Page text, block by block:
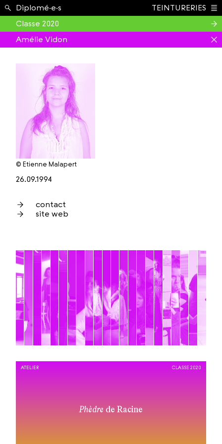
Étudiant.e.s ›
Diplomé·e·s
TEINTURERIES
Classe 2020
Amélie Vidon
© Etienne Malapert
26.09.1994
contact
site web
Phèdre de Racine
ATELIER CLASSE 2020